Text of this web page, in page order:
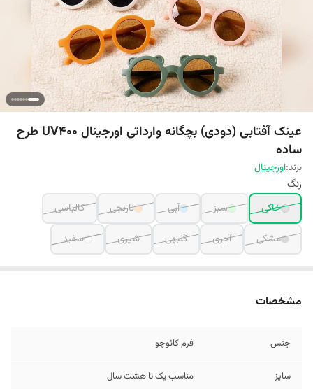
عینک آفتابی (دودی) بچگانه وارداتی اورجینال UV400 طرح
ساده
برند:اورجینال
رنگ
خاکی
سبز آبی نارنجی
کالباسی
مشکی
آجری گلبهی شیری سفید
مشخصات
جنس فرم کائوچو
سایز مناسب یک تا هشت سال